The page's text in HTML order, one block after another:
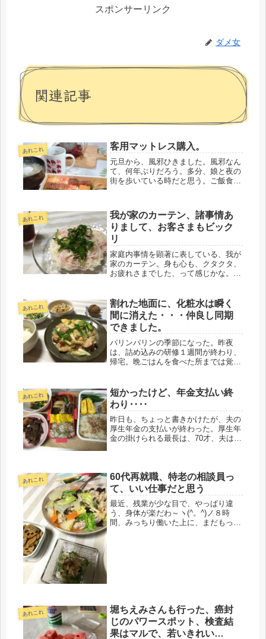
スポンサーリンク
ダメ女
関連記事
あれこれ 客用マットレス購入。
元旦から、風邪ひきました。風邪なん
て、何年ぶりだろう。多分、娘と夜の
街を歩いている時だと思う。ご飯食べ
とうございます・・・母「風邪ひいて
ない？」なにしろ、娘のいる間、ずっ
と...
あれこれ
我が家のカーテン、諸事情あ
りまして、お客さまもビック
リ
家庭内事情を顕著に表している、我が
家のカーテン。身も心も、クタクタ、
お疲れさまでした、って感じかな。お
実家にいた頃からで、父親の友人や部
下もよく来ていたので、そんなものだ
と思...
あれこれ
割れた地面に、化粧水は瞬く
間に消えた・・・仲良し同期
できました。
パリンパリンの季節になった。昨夜
は、詰め込みの研修１週間が終わり、
帰宅。晩ごはんを食べた所までは覚え
リパリ。以前、エステをやってる友人
に、乾燥が一番ダメなんだと、諭され
たが...
あれこれ
短かったけど、年金支払い終
わり‥‥
昨日も、ちょっと書きかけたが、夫の
厚生年金の支払いが終わった。厚生年
金の掛けられる最長は、70才、夫は先
ら、年金事務所から、王冠つきの花...
あれこれ
60代再就職、特老の相談員っ
て、いい仕事だと思う
最近、残業が少な目で、やっぱり違
う、身体が楽だわ～ヽ(^。^)ノ８時
間、みっちり働いた上に、まだもっと
あれこれ
堀ちえみさんも行った、癌封
じのパワースポット、検査結
果はマルで、若いきれい